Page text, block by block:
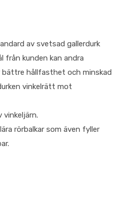
av svetsad gallerdurk
från kunden kan andra
bättre hållfasthet och minskad
vinkelrätt mot
vinkeljärn.
rörbalkar som även fyller